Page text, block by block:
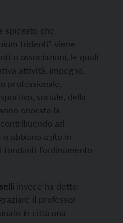
spiegato che
tridenti” viene
o associazioni, le quali
attività, impegno,
professionale,
sociale, della
onorato la
ad
abbiano agito in
l’ordinamento
invece ha detto:
il professor
in città una